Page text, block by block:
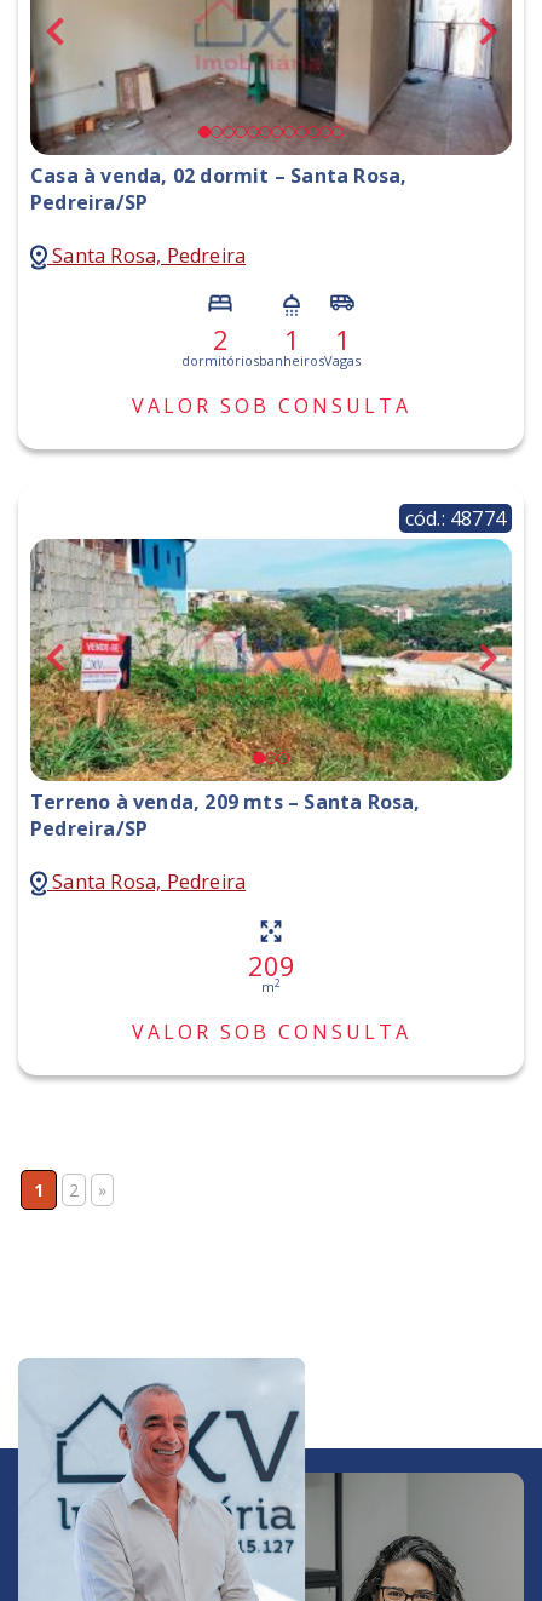
Casa à venda, 02 dormit – Santa Rosa,
Pedreira/SP
Santa Rosa, Pedreira
2
dormitórios
1
banheiros
1
Vagas
VALOR SOB CONSULTA
cód.: 48774
Terreno à venda, 209 mts – Santa Rosa,
Pedreira/SP
Santa Rosa, Pedreira
209
m2
VALOR SOB CONSULTA
1 2 »